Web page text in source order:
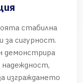
стабилна
за сигурност.
демонстрира
изграждането